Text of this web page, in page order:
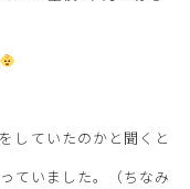
していたのかと聞くと
ていました。（ちなみ